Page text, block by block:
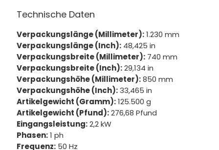
Technische Daten
Verpackungslänge (Millimeter):1.230 mm
Verpackungslänge (Inch):48,425 in
Verpackungsbreite (Millimeter):740 mm
Verpackungsbreite (Inch):29,134 in
Verpackungshöhe (Millimeter):850 mm
Verpackungshöhe (Inch):33,465 in
Artikelgewicht (Gramm):125.500 g
Artikelgewicht (Pfund):276,68 Pfund
Eingangsleistung:2,2 kW
Phasen:1 ph
Frequenz:50 Hz